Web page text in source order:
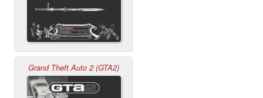
Grand Theft Auto 2 (GTA2)